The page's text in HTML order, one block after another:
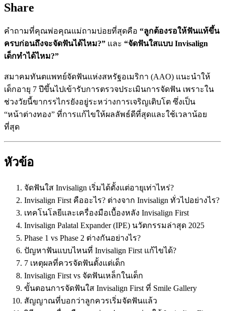
Share
คำถามที่คุณพ่อคุณแม่ถามบ่อยที่สุดคือ “ลูกต้องรอให้ฟันแท้ขึ้น
ครบก่อนถึงจะจัดฟันได้ไหม?” และ “จัดฟันใสแบบ Invisalign
เด็กทำได้ไหม?”
สมาคมทันตแพทย์จัดฟันแห่งสหรัฐอเมริกา (AAO) แนะนำให้
เด็กอายุ 7 ปีขึ้นไปเข้ารับการตรวจประเมินการจัดฟัน เพราะใน
ช่วงวัยนี้ขากรรไกรยังอยู่ระหว่างการเจริญเติบโต ซึ่งเป็น
“หน้าต่างทอง” ที่การแก้ไขให้ผลลัพธ์ดีที่สุดและใช้เวลาน้อย
ที่สุด
หัวข้อ
จัดฟันใส Invisalign เริ่มได้ตั้งแต่อายุเท่าไหร่?
Invisalign First คืออะไร? ต่างจาก Invisalign ทั่วไปอย่างไร?
เทคโนโลยีและเครื่องมือเบื้องหลัง Invisalign First
Invisalign Palatal Expander (IPE) นวัตกรรมล่าสุด 2025
Phase 1 vs Phase 2 ต่างกันอย่างไร?
ปัญหาฟันแบบไหนที่ Invisalign First แก้ไขได้?
7 เหตุผลที่ควรจัดฟันตั้งแต่เด็ก
Invisalign First vs จัดฟันเหล็กในเด็ก
ขั้นตอนการจัดฟันใส Invisalign First ที่ Smile Gallery
สัญญาณที่บอกว่าลูกควรเริ่มจัดฟันแล้ว